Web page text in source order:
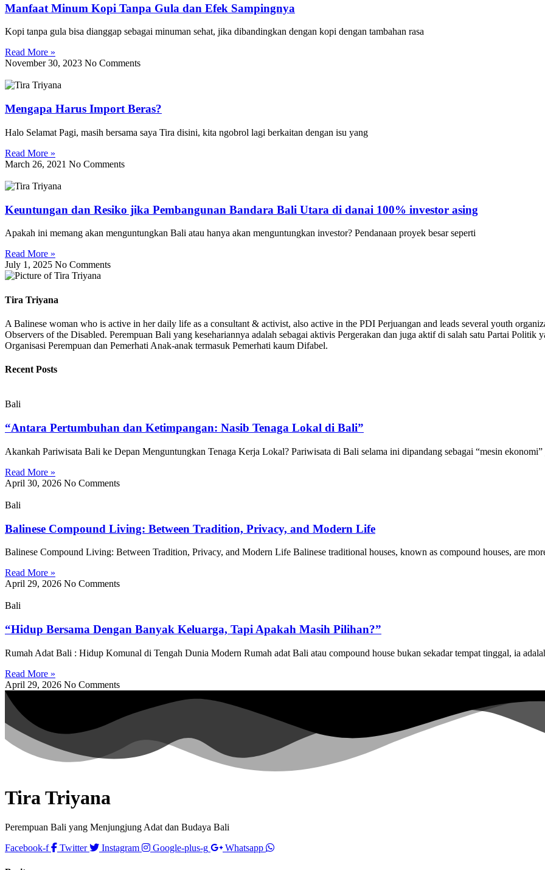
Manfaat Minum Kopi Tanpa Gula dan Efek Sampingnya
Kopi tanpa gula bisa dianggap sebagai minuman sehat, jika dibandingkan dengan kopi dengan tambahan rasa
Read More »
November 30, 2023 No Comments
Mengapa Harus Import Beras?
Halo Selamat Pagi, masih bersama saya Tira disini, kita ngobrol lagi berkaitan dengan isu yang
Read More »
March 26, 2021 No Comments
Keuntungan dan Resiko jika Pembangunan Bandara Bali Utara di danai 100% investor asing
Apakah ini memang akan menguntungkan Bali atau hanya akan menguntungkan investor? Pendanaan proyek besar seperti
Read More »
July 1, 2025 No Comments
Tira Triyana
A Balinese woman who is active in her daily life as a consultant & activist, also active in the PDI Perjuangan and leads several youth
Observers of the Disabled. Perempuan Bali yang kesehariannya adalah sebagai aktivis Pergerakan dan juga aktif di salah satu Partai Politik
Organisasi Perempuan dan Pemerhati Anak-anak termasuk Pemerhati kaum Difabel.
Recent Posts
Bali
“Antara Pertumbuhan dan Ketimpangan: Nasib Tenaga Lokal di Bali”
Akankah Pariwisata Bali ke Depan Menguntungkan Tenaga Kerja Lokal? Pariwisata di Bali selama ini dipandang sebagai “mesin
Read More »
April 30, 2026 No Comments
Bali
Balinese Compound Living: Between Tradition, Privacy, and Modern Life
Balinese Compound Living: Between Tradition, Privacy, and Modern Life Balinese traditional houses, known as compound houses, are
Read More »
April 29, 2026 No Comments
Bali
“Hidup Bersama Dengan Banyak Keluarga, Tapi Apakah Masih Pilihan?”
Rumah Adat Bali : Hidup Komunal di Tengah Dunia Modern Rumah adat Bali atau compound house bukan sekadar tempat tinggal, ia
Read More »
April 29, 2026 No Comments
Tira Triyana
Perempuan Bali yang Menjungjung Adat dan Budaya Bali
Facebook-f
Twitter Instagram Google-plus-g Whatsapp